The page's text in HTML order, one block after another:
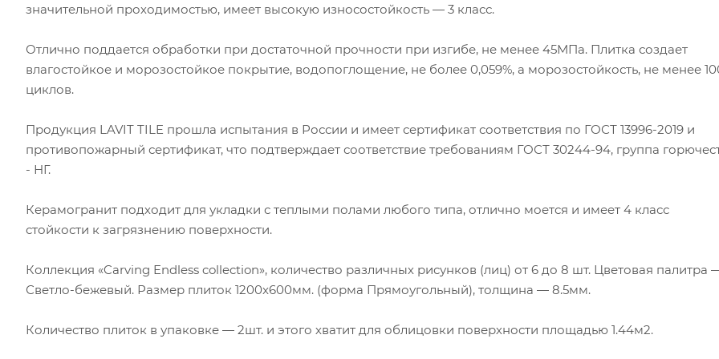
значительной проходимостью, имеет высокую износостойкость — 3 класс.
Отлично поддается обработки при достаточной прочности при изгибе, не менее 45МПа. Плитка создает
влагостойкое и морозостойкое покрытие, водопоглощение, не более 0,059%, а морозостойкость, не менее
циклов.
Продукция LAVIT TILE прошла испытания в России и имеет сертификат соответствия по ГОСТ 13996-2019 и
противопожарный сертификат, что подтверждает соответствие требованиям ГОСТ 30244-94, группа
- НГ.
Керамогранит подходит для укладки с теплыми полами любого типа, отлично моется и имеет 4 класс
стойкости к загрязнению поверхности.
Коллекция «Carving Endless collection», количество различных рисунков (лиц) от 6 до 8 шт. Цветовая палитра
Светло-бежевый. Размер плиток 1200x600мм. (форма Прямоугольный), толщина — 8.5мм.
Количество плиток в упаковке — 2шт. и этого хватит для облицовки поверхности площадью 1.44м2.